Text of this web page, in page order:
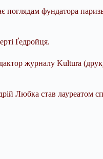
фундатора
Ґедройця.
журналу Kultura
Любка став лауреатом